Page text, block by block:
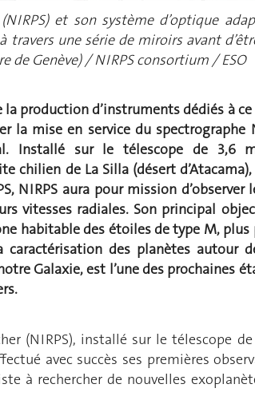
et son système d’optique
une série de miroirs avant
de Genève) / NIRPS consortium / ESO
production d’instruments dédiés à
la mise en service du spectrographe
Installé sur le télescope de 3,6
chilien de La Silla (désert
NIRPS aura pour mission d’observer
vitesses radiales. Son principal
habitable des étoiles de type M,
des planètes autour
Galaxie, est l’une des prochaines
(NIRPS), installé sur le télescope
avec succès ses premières
à rechercher de nouvelles